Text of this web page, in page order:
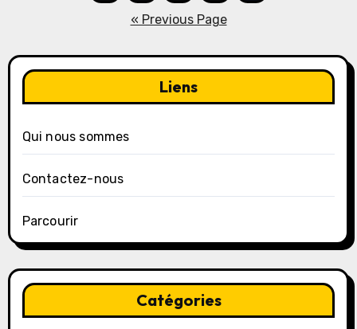
pagination« Previous Page
Liens
Qui nous sommes
Contactez-nous
Parcourir
Catégories